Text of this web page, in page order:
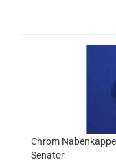
Chrom
Senator